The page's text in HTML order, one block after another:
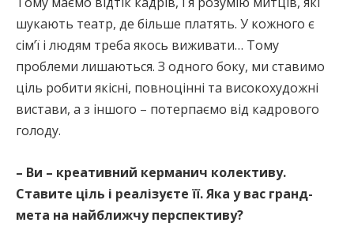
шукають театр, де більше платять. У кожного є
сім’ї і людям треба якось виживати… Тому
проблеми лишаються. З одного боку, ми ставимо
ціль робити якісні, повноцінні та високохудожні
вистави, а з іншого – потерпаємо від кадрового
голоду.
– Ви – креативний керманич колективу.
Ставите ціль і реалізуєте її. Яка у вас гранд-
мета на найближчу перспективу?